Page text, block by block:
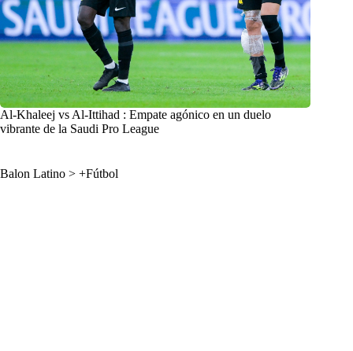
Al-Khaleej vs Al-Ittihad : Empate agónico en un duelo
vibrante de la Saudi Pro League
Balon Latino > +Fútbol